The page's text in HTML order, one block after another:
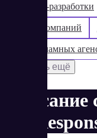
Для web-разработки
Для IT-компаний
Для рекламных
Показать ещё
Описание